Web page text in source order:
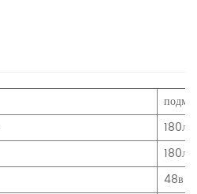
180л
180л
48в